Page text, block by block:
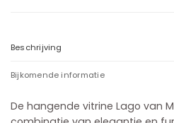
Beschrijving
Bijkomende informatie
De hangende vitrine Lago van